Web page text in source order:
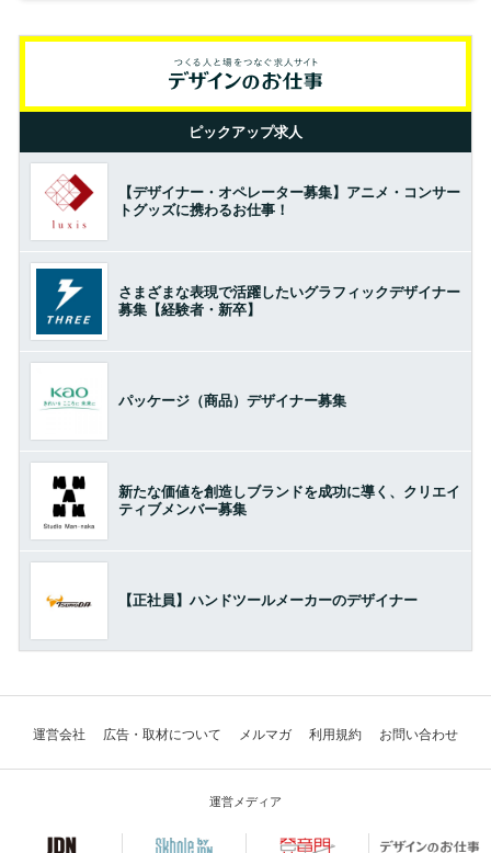
ピックアップ求人
【デザイナー・オペレーター募集】アニメ・コンサー
トグッズに携わるお仕事！
さまざまな表現で活躍したいグラフィックデザイナー
募集【経験者・新卒】
パッケージ（商品）デザイナー募集
新たな価値を創造しブランドを成功に導く、クリエイ
ティブメンバー募集
【正社員】ハンドツールメーカーのデザイナー
運営会社 広告・取材について メルマガ 利用規約 お問い合わせ
運営メディア